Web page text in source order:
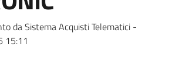
da Sistema Acquisti Telematici -
15:11